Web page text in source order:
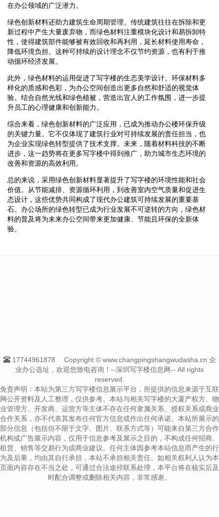
在办公领域的广泛潜力。
绿色创新材料还助力建筑生命周期管理。传统建筑往往在拆除和更
新过程中产生大量废弃物，而绿色材料注重模块化设计和易拆卸特
性，使得建筑部件能够被有效回收和再利用，延长材料使用寿命，
降低环境负担。这种可持续的设计理念不仅节约资源，也有利于推
动循环经济发展。
此外，绿色材料的运用促进了写字楼的生态美学设计。环保材料多
样化的质感和色彩，为办公空间创造出更多自然和舒适的视觉体
验。结合自然光线和绿色植被，营造出宜人的工作氛围，进一步提
升员工的心理健康和创新能力。
综合来看，绿色创新材料的广泛应用，已成为推动办公楼环保升级
的关键力量。它不仅体现了建筑行业对可持续发展的责任担当，也
为企业实现绿色转型提供了技术支撑。未来，随着材料科技的不断
进步，这一趋势将在更多写字楼中得到推广，助力城市生态环境的
改善和资源的高效利用。
总的来说，采用绿色创新材料显著提升了写字楼的环境性能和社会
价值。从节能减排、资源循环利用，到改善室内空气质量和促进生
态设计，这些优势共同构成了现代办公建筑可持续发展的重要基
石。办公场所的绿色转型已成为行业发展不可逆转的方向，绿色材
料的普及将为未来办公空间带来更加健康、节能且环保的全新体
验。
17744961878
Copyright © www.changpingshangwudasha.cn 企
业办公选址，欢迎您致电咨询！--深圳写字楼信息网-- All rights
reserved.
免责声明：本站为第三方写字楼信息展示平台，所提供的信息来源于互联
网公开资料及人工整理，仅供参考。本站与相关写字楼的大厦产权方、物
业管理方、开发商、运营方等主体不存在任何隶属关系、授权关系或商业
合作关系，亦不代表其发布任何官方信息或作出任何承诺。本站所展示的
部分信息（包括但不限于文字、图片、联系方式等）可能来自第三方合作
机构或广告展示内容，仅用于信息参考及展示之目的，不构成任何招商、
租赁、销售等交易行为或商业建议。任何主体因参考本站信息而产生的行
为及后果，均由其自行承担，本站不承担相关责任。如相关权利人认为本
页面内容存在不当之处，可通过合法途径联系处理，本平台将在核实后及
时配合调整或删除相关内容，非常感谢。